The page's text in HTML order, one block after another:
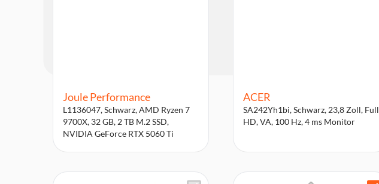
Joule Performance
L1136047, Schwarz, AMD Ryzen 7
9700X, 32 GB, 2 TB M.2 SSD,
NVIDIA GeForce RTX 5060 Ti
ACER
SA242Yh1bi, Schwarz, 23,8 Zoll, Full
HD, VA, 100 Hz, 4 ms Monitor